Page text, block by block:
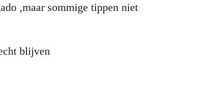
,maar sommige tippen niet
blijven